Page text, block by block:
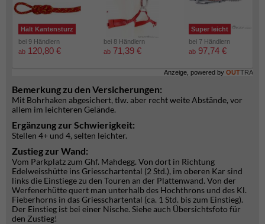
Hält Kantensturz
bei 9 Händlern
ab 120,80 €
bei 8 Händlern
ab 71,39 €
Super leicht
bei 7 Händlern
ab 97,74 €
Anzeige, powered by OUTTRA
Bemerkung zu den Versicherungen:
Mit Bohrhaken abgesichert, tlw. aber recht weite Abstände, vor
allem im leichteren Gelände.
Ergänzung zur Schwierigkeit:
Stellen 4+ und 4, selten leichter.
Zustieg zur Wand:
Vom Parkplatz zum Ghf. Mahdegg. Von dort in Richtung
Edelweisshütte ins Griesschartental (2 Std.), im oberen Kar sind
links die Einstiege zu den Touren an der Plattenwand. Von der
Werfenerhütte quert man unterhalb des Hochthrons und des Kl.
Fieberhorns in das Griesschartental (ca. 1 Std. bis zum Einstieg).
Der Einstieg ist bei einer Nische. Siehe auch Übersichtsfoto für
den Zustieg!